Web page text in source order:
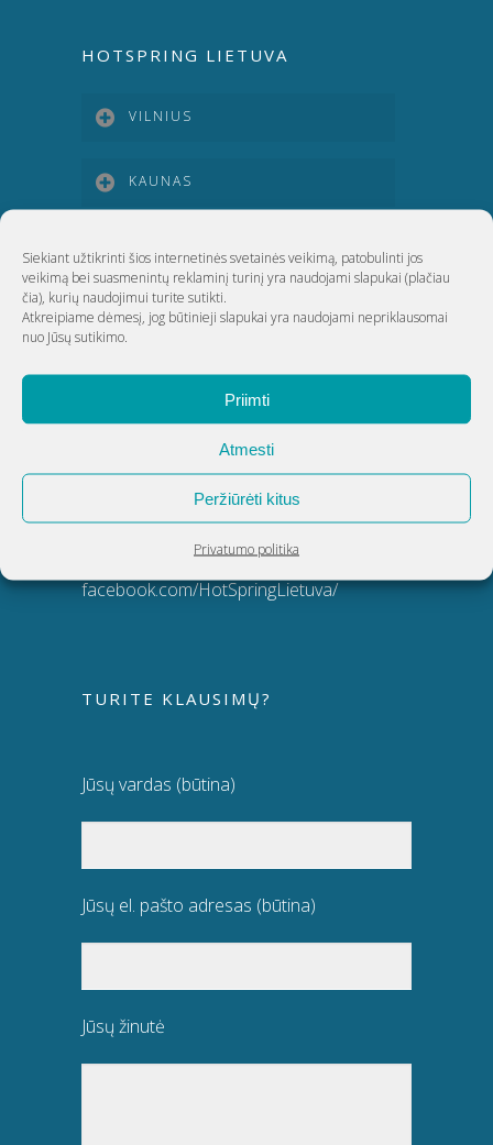
Siekiant užtikrinti šios internetinės svetainės veikimą, patobulinti jos
veikimą bei suasmenintų reklaminį turinį yra naudojami slapukai (plačiau
čia), kurių naudojimui turite sutikti.
Atkreipiame dėmesį, jog būtinieji slapukai yra naudojami nepriklausomai
nuo Jūsų sutikimo.
Priimti
Atmesti
Peržiūrėti kitus
Privatumo politika
HOTSPRING LIETUVA
VILNIUS
KAUNAS
ŠIAULIAI
Adresas: Dunojaus g. 20, Vilnius
Įmonės kodas: 124389034
PVM kodas: LT243890314
Telefonas:8 5 270 9695
info@akvatechnika.lt
facebook.com/HotSpringLietuva/
TURITE KLAUSIMŲ?
Jūsų vardas (būtina)
Jūsų el. pašto adresas (būtina)
Jūsų žinutė